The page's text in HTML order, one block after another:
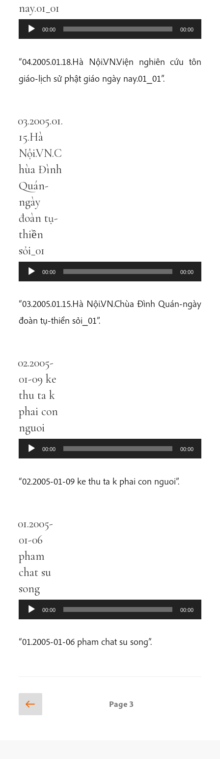
nay.01_01
00:00 00:00
“04.2005.01.18.Hà Nội.VN.Viện nghiên cứu tôn
giáo-lịch sử phật giáo ngày nay.01_01”.
03.2005.01.
15.Hà
Nội.VN.C
hùa Đình
Quán-
ngày
đoàn tụ-
thiền
sỏi_01
00:00 00:00
“03.2005.01.15.Hà Nội.VN.Chùa Đình Quán-ngày
đoàn tụ-thiền sỏi_01”.
02.2005-
01-09 ke
thu ta k
phai con
nguoi
00:00 00:00
“02.2005-01-09 ke thu ta k phai con nguoi”.
01.2005-
01-06
pham
chat su
song
00:00 00:00
“01.2005-01-06 pham chat su song”.
Posts
pagination
Previous
page
Page3